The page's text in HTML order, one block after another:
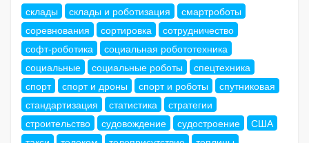
склады
склады и роботизация
смартроботы
соревнования
сортировка
сотрудничество
софт-роботика
социальная робототехника
социальные
социальные роботы
спецтехника
спорт
спорт и дроны спорт и роботы
спутниковая
стандартизация
статистика
стратегии
строительство
судовождение судостроение
США